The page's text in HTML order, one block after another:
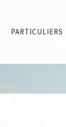
PARTICULIERS